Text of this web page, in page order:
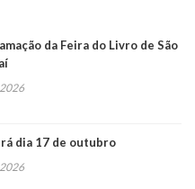
da Feira do Livro de São
dia 17 de outubro